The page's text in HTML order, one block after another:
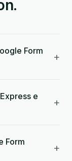
Form
+
e
+
Form
+